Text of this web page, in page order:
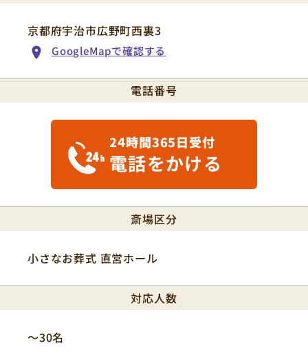
京都府宇治市広野町西裏3
GoogleMapで確認する
電話番号
24時間365日受付
電話をかける
斎場区分
小さなお葬式 直営ホール
対応人数
〜30名